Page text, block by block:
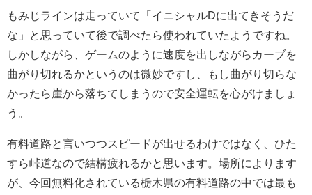
もみじラインは走っていて「イニシャルDに出てきそうだ
な」と思っていて後で調べたら使われていたようですね。
しかしながら、ゲームのように速度を出しながらカーブを
曲がり切れるかというのは微妙ですし、もし曲がり切らな
かったら崖から落ちてしまうので安全運転を心がけましょ
う。
有料道路と言いつつスピードが出せるわけではなく、ひた
すら峠道なので結構疲れるかと思います。場所によります
が、今回無料化されている栃木県の有料道路の中では最も